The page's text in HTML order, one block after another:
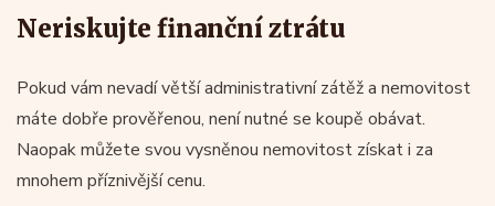
Neriskujte finanční ztrátu
Pokud vám nevadí větší administrativní zátěž a nemovitost
máte dobře prověřenou, není nutné se koupě obávat.
Naopak můžete svou vysněnou nemovitost získat i za
mnohem příznivější cenu.